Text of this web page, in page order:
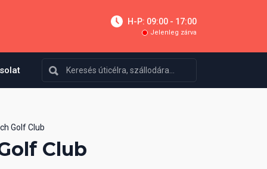
H-P: 09:00 - 17:00
Jelenleg zárva
Golf Club
Club